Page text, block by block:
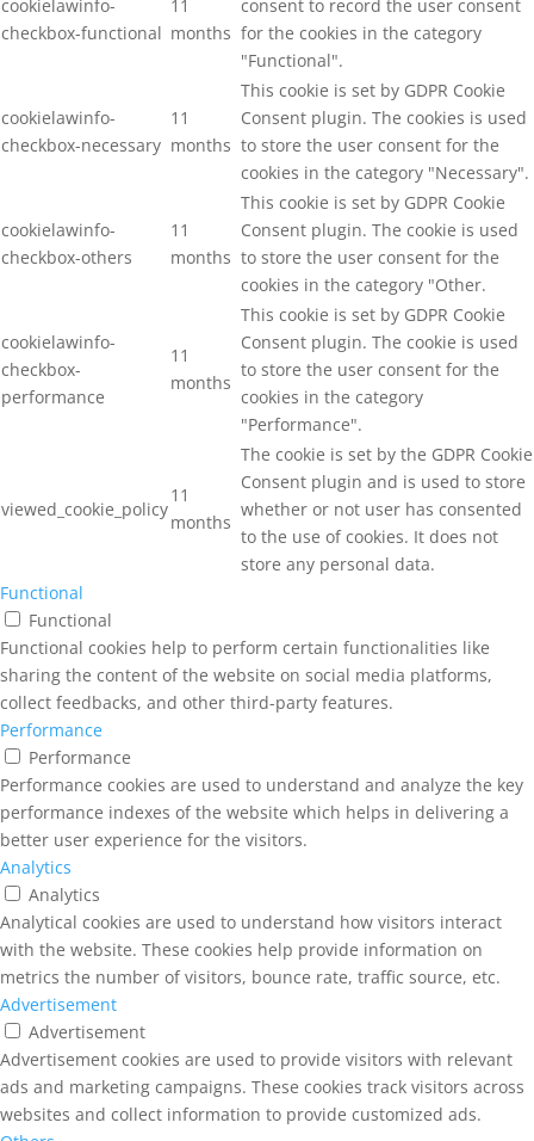
cookielawinfo-
checkbox-functional
11
months
consent to record the user consent
for the cookies in the category
"Functional".
cookielawinfo-
checkbox-necessary
11
months
This cookie is set by GDPR Cookie
Consent plugin. The cookies is used
to store the user consent for the
cookies in the category "Necessary".
cookielawinfo-
checkbox-others
11
months
This cookie is set by GDPR Cookie
Consent plugin. The cookie is used
to store the user consent for the
cookies in the category "Other.
cookielawinfo-
checkbox-
performance
11
months
This cookie is set by GDPR Cookie
Consent plugin. The cookie is used
to store the user consent for the
cookies in the category
"Performance".
viewed_cookie_policy
11
months
The cookie is set by the GDPR Cookie
Consent plugin and is used to store
whether or not user has consented
to the use of cookies. It does not
store any personal data.
Functional
Functional
Functional cookies help to perform certain functionalities like
sharing the content of the website on social media platforms,
collect feedbacks, and other third-party features.
Performance
Performance
Performance cookies are used to understand and analyze the key
performance indexes of the website which helps in delivering a
better user experience for the visitors.
Analytics
Analytics
Analytical cookies are used to understand how visitors interact
with the website. These cookies help provide information on
metrics the number of visitors, bounce rate, traffic source, etc.
Advertisement
Advertisement
Advertisement cookies are used to provide visitors with relevant
ads and marketing campaigns. These cookies track visitors across
websites and collect information to provide customized ads.